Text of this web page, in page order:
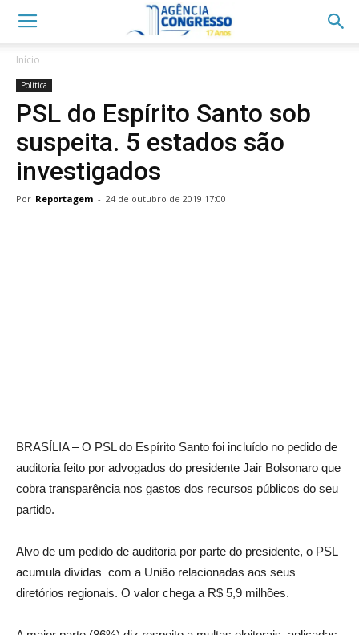
Início
Política
PSL do Espírito Santo sob
suspeita. 5 estados são
investigados
Por Reportagem - 24 de outubro de 2019 17:00
BRASÍLIA – O PSL do Espírito Santo foi incluído no pedido de
auditoria feito por advogados do presidente Jair Bolsonaro que
cobra transparência nos gastos dos recursos públicos do seu
partido.
Alvo de um pedido de auditoria por parte do presidente, o PSL
acumula dívidas com a União relacionadas aos seus
diretórios regionais. O valor chega a R$ 5,9 milhões.